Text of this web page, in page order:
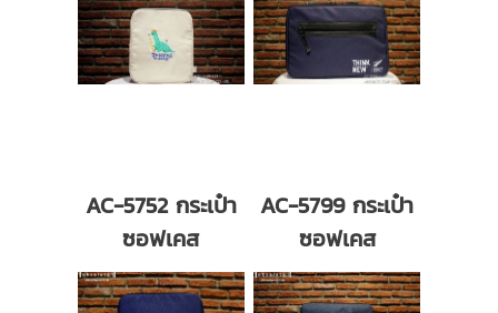
AC-5752 กระเป๋า
ซอฟเคส
AC-5799 กระเป๋า
ซอฟเคส